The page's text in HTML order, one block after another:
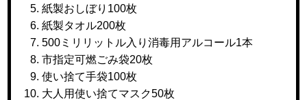
紙製おしぼり100枚
紙製タオル200枚
500ミリリットル入り消毒用アルコール1本
市指定可燃ごみ袋20枚
使い捨て手袋100枚
大人用使い捨てマスク50枚